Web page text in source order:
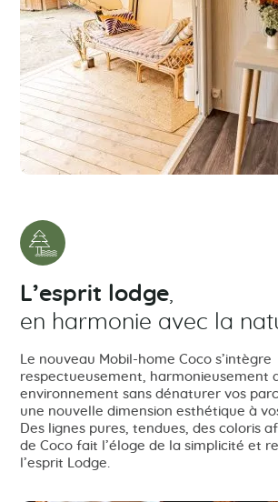
L’esprit lodge,
en harmonie avec la
Le nouveau Mobil-home Coco s’intègre
respectueusement, harmonieusement
environnement sans dénaturer vos
une nouvelle dimension esthétique à
Des lignes pures, tendues, des coloris
de Coco fait l’éloge de la simplicité et
l’esprit Lodge.